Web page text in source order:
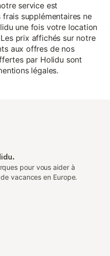
service est
supplémentaires ne
une fois votre location
prix affichés sur notre
aux offres de nos
par Holidu sont
légales.
pour vous aider à
vacances en Europe.